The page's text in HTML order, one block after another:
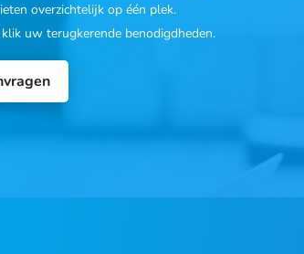
overzichtelijk op één plek.
uw terugkerende benodigdheden.